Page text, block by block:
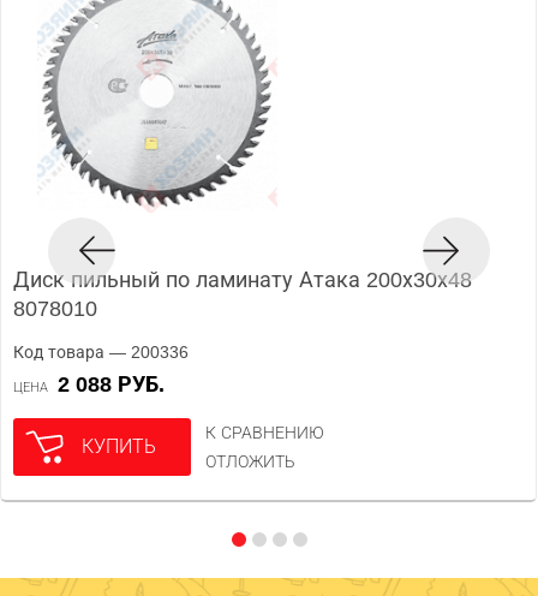
Диск пильный по ламинату Атака 200х30х48
8078010
Код товара — 200336
ЦЕНА 2 088 РУБ.
КУПИТЬ
К СРАВНЕНИЮ
ОТЛОЖИТЬ